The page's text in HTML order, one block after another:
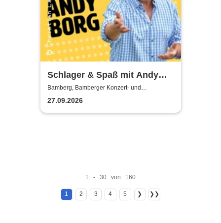
Schlager & Spaß mit Andy
Borg und Gästen
Bamberg, Bamberger Konzert- und
Kongresshalle
27.09.2026
1 - 30 von 160
1 2 3 4 5 ❯ ❯❯